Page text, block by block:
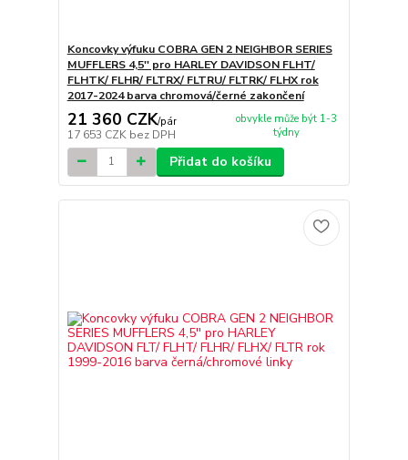
Koncovky výfuku COBRA GEN 2 NEIGHBOR SERIES
MUFFLERS 4,5'' pro HARLEY DAVIDSON FLHT/
FLHTK/ FLHR/ FLTRX/ FLTRU/ FLTRK/ FLHX rok
2017-2024 barva chromová/černé zakončení
21 360 CZK/pár
17 653 CZK bez DPH
obvykle může být 1-3
týdny
Přidat do košíku